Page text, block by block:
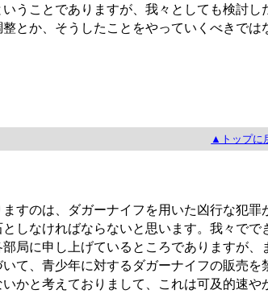
うことでありますが、我々としても検討し
とか、そうしたことをやっていくべきでは
▲トップに
すのは、ダガーナイフを用いた凶行な犯罪
しなければならないと思います。我々でで
局に申し上げているところでありますが、
て、青少年に対するダガーナイフの販売を
かと考えておりまして、これは可及的速や